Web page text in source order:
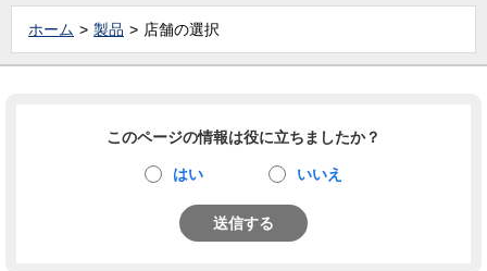
ホーム 製品 店舗の選択
このページの情報は役に立ちましたか？
はい いいえ
送信する